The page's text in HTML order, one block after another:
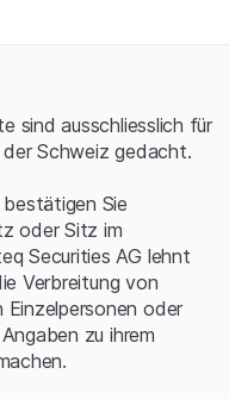
sind ausschliesslich für
Schweiz gedacht.
Sie
oder Sitz im
Securities AG lehnt
Verbreitung von
oder
zu ihrem